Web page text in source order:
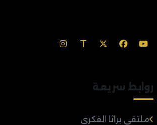
روابط سريعة
ملتقى براثا الفكري